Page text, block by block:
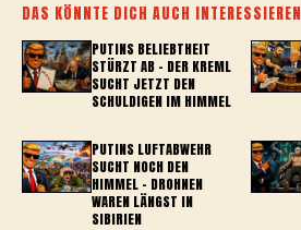
DAS KÖNNTE DICH AUCH INTERESSIEREN
PUTINS BELIEBTHEIT
STÜRZT AB – DER KREML
SUCHT JETZT DEN
SCHULDIGEN IM HIMMEL
PUTINS LUFTABWEHR
SUCHT NOCH DEN
HIMMEL – DROHNEN
WAREN LÄNGST IN
SIBIRIEN